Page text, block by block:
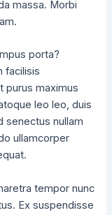
massa. Morbi
porta?
facilisis
purus maximus
leo leo, duis
senectus nullam
ullamcorper
tempor nunc
Ex suspendisse